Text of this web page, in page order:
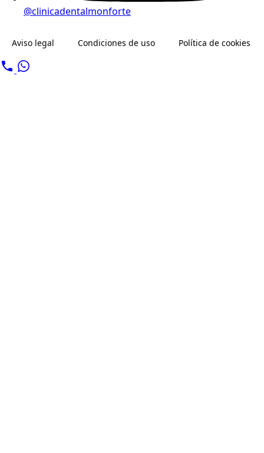
@clinicadentalmonforte
Aviso legal Condiciones de uso Política de cookies